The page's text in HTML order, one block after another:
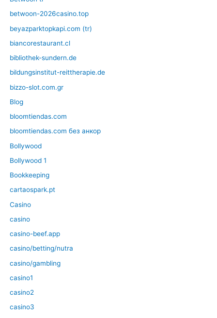
betwoon-2026casino.top
beyazparktopkapi.com (tr)
biancorestaurant.cl
bibliothek-sundern.de
bildungsinstitut-reittherapie.de
bizzo-slot.com.gr
Blog
bloomtiendas.com
bloomtiendas.com без анкор
Bollywood
Bollywood 1
Bookkeeping
cartaospark.pt
Casino
casino
casino-beef.app
casino/betting/nutra
casino/gambling
casino1
casino2
casino3